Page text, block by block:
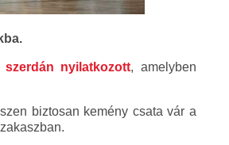
szerdán nyilatkozott, amelyben
biztosan kemény csata vár a